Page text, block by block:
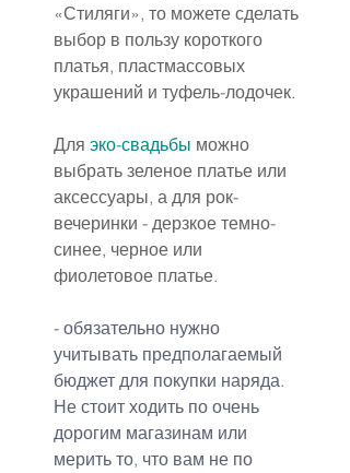
«Стиляги», то можете сделать
выбор в пользу короткого
платья, пластмассовых
украшений и туфель-лодочек.
Для эко-свадьбы можно
выбрать зеленое платье или
аксессуары, а для рок-
вечеринки - дерзкое темно-
синее, черное или
фиолетовое платье.
- обязательно нужно
учитывать предполагаемый
бюджет для покупки наряда.
Не стоит ходить по очень
дорогим магазинам или
мерить то, что вам не по